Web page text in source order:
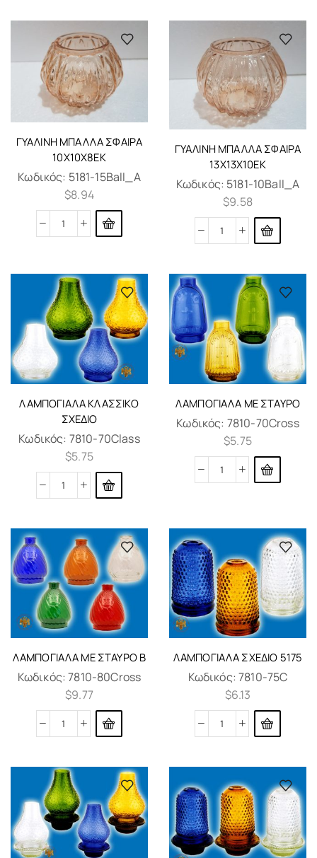
ΓΎΑΛΙΝΗ ΜΠΆΛΛΑ ΣΦΑΊΡΑ
10X10X8ΕΚ
Κωδικός: 5181-15Ball_A
$8.94
ΓΎΑΛΙΝΗ ΜΠΆΛΛΑ ΣΦΑΊΡΑ
13Χ13Χ10ΕΚ
Κωδικός: 5181-10Ball_A
$9.58
ΛΑΜΠΌΓΙΑΛΑ ΚΛΑΣΣΙΚΌ
ΣΧΈΔΙΟ
Κωδικός: 7810-70Class
$5.75
ΛΑΜΠΌΓΙΑΛΑ ΜΕ ΣΤΑΥΡΌ
Κωδικός: 7810-70Cross
$5.75
ΛΑΜΠΌΓΙΑΛΑ ΜΕ ΣΤΑΥΡΌ Β
Κωδικός:7810-80Cross
$9.77
ΛΑΜΠΌΓΙΑΛΑ ΣΧΈΔΙΟ 5175
Κωδικός:7810-75C
$6.13